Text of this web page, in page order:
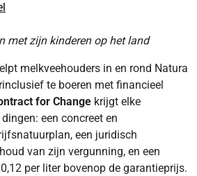
met zijn kinderen op het land
melkveehouders in en rond Natura
te boeren met financieel
for Change krijgt elke
een concreet en
een juridisch
van zijn vergunning, en een
per liter bovenop de garantieprijs.